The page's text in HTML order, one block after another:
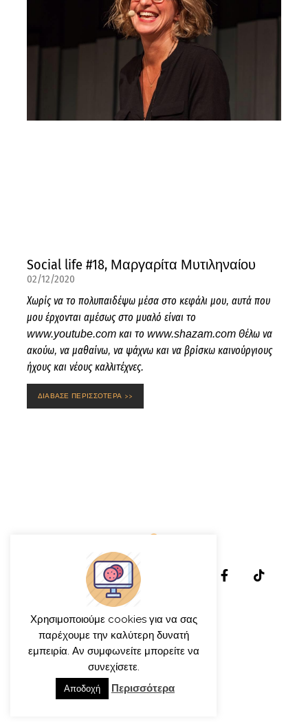
Social life #18, Μαργαρίτα Μυτιληναίου
02/12/2020
Χωρίς να το πολυπαιδέψω μέσα στο κεφάλι μου, αυτά που
μου έρχονται αμέσως στο μυαλό είναι το
www.youtube.com και το www.shazam.com Θέλω να
ακούω, να μαθαίνω, να ψάχνω και να βρίσκω καινούργιους
ήχους και νέους καλλιτέχνες.
ΔΙΑΒΑΣΕ ΠΕΡΙΣΣΟΤΕΡΑ >>
© γιώργος ιατρίδης 2013-2026
Χρησιμοποιούμε cookies για να σας
παρέχουμε την καλύτερη δυνατή
εμπειρία. Αν συμφωνείτε μπορείτε να
συνεχίσετε.
Αποδοχή Περισσότερα